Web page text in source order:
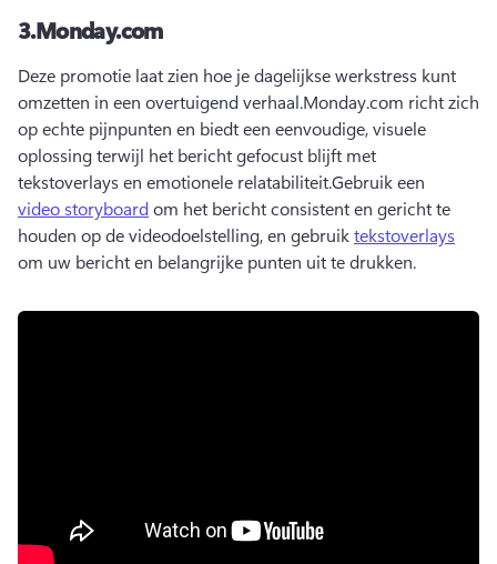
3.Monday.com
Deze promotie laat zien hoe je dagelijkse werkstress kunt
omzetten in een overtuigend verhaal.Monday.com richt zich
op echte pijnpunten en biedt een eenvoudige, visuele
oplossing terwijl het bericht gefocust blijft met
tekstoverlays en emotionele relatabiliteit.Gebruik een
video storyboard om het bericht consistent en gericht te
houden op de videodoelstelling, en gebruik tekstoverlays
om uw bericht en belangrijke punten uit te drukken.